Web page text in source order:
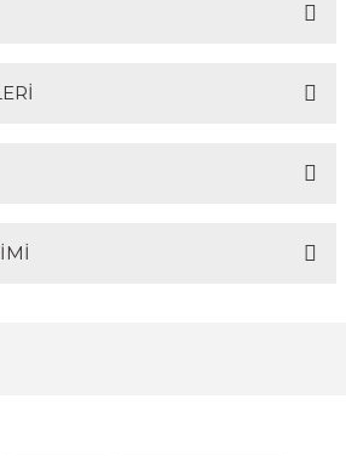
resim, ürün açıklamalarında ve